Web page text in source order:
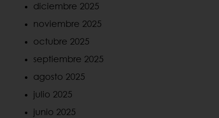
diciembre 2025
noviembre 2025
octubre 2025
septiembre 2025
agosto 2025
julio 2025
junio 2025